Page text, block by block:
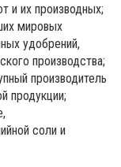
и их производных;
мировых
удобрений,
производства;
производитель
продукции;
соли и